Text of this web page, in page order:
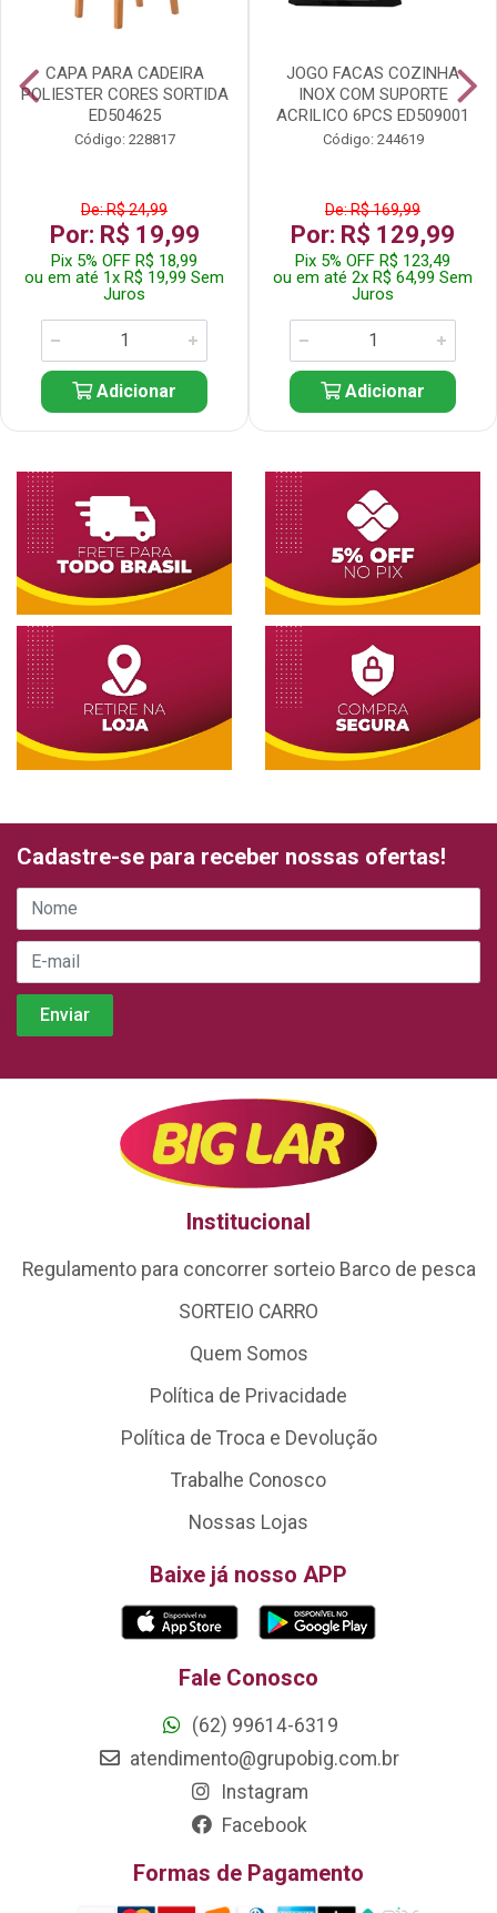
CAPA PARA CADEIRA
POLIESTER CORES SORTIDA
ED504625
Código: 228817
De: R$ 24,99
Por: R$ 19,99
Pix 5% OFF R$ 18,99
ou em até 1x R$ 19,99 Sem
Juros
Adicionar
JOGO FACAS COZINHA
INOX COM SUPORTE
ACRILICO 6PCS ED509001
Código: 244619
De: R$ 169,99
Por: R$ 129,99
Pix 5% OFF R$ 123,49
ou em até 2x R$ 64,99 Sem
Juros
Adicionar
Cadastre-se para receber nossas ofertas!
Institucional
Regulamento para concorrer sorteio Barco de pesca
SORTEIO CARRO
Quem Somos
Política de Privacidade
Política de Troca e Devolução
Trabalhe Conosco
Nossas Lojas
Baixe já nosso APP
Fale Conosco
(62) 99614-6319
atendimento@grupobig.com.br
Instagram
Facebook
Formas de Pagamento